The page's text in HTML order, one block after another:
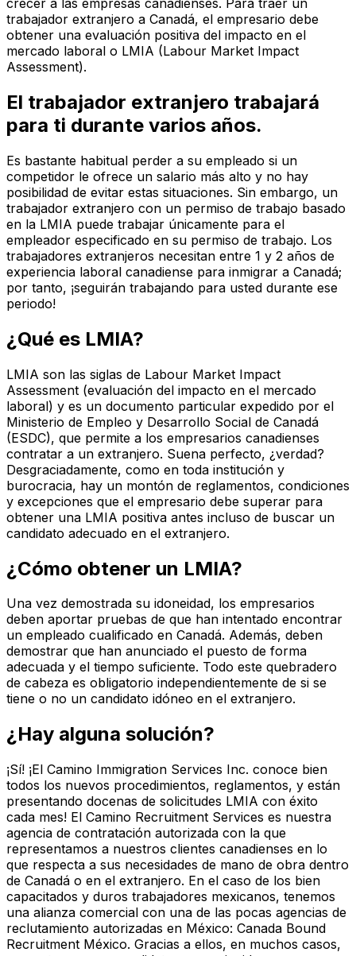
crecer a las empresas canadienses. Para traer un
trabajador extranjero a Canadá, el empresario debe
obtener una evaluación positiva del impacto en el
mercado laboral o LMIA (Labour Market Impact
Assessment).
El trabajador extranjero trabajará
para ti durante varios años.
Es bastante habitual perder a su empleado si un
competidor le ofrece un salario más alto y no hay
posibilidad de evitar estas situaciones. Sin embargo, un
trabajador extranjero con un permiso de trabajo basado
en la LMIA puede trabajar únicamente para el
empleador especificado en su permiso de trabajo. Los
trabajadores extranjeros necesitan entre 1 y 2 años de
experiencia laboral canadiense para inmigrar a Canadá;
por tanto, ¡seguirán trabajando para usted durante ese
periodo!
¿Qué es LMIA?
LMIA son las siglas de Labour Market Impact
Assessment (evaluación del impacto en el mercado
laboral) y es un documento particular expedido por el
Ministerio de Empleo y Desarrollo Social de Canadá
(ESDC), que permite a los empresarios canadienses
contratar a un extranjero. Suena perfecto, ¿verdad?
Desgraciadamente, como en toda institución y
burocracia, hay un montón de reglamentos, condiciones
y excepciones que el empresario debe superar para
obtener una LMIA positiva antes incluso de buscar un
candidato adecuado en el extranjero.
¿Cómo obtener un LMIA?
Una vez demostrada su idoneidad, los empresarios
deben aportar pruebas de que han intentado encontrar
un empleado cualificado en Canadá. Además, deben
demostrar que han anunciado el puesto de forma
adecuada y el tiempo suficiente. Todo este quebradero
de cabeza es obligatorio independientemente de si se
tiene o no un candidato idóneo en el extranjero.
¿Hay alguna solución?
¡Sí! ¡El Camino Immigration Services Inc. conoce bien
todos los nuevos procedimientos, reglamentos, y están
presentando docenas de solicitudes LMIA con éxito
cada mes! El Camino Recruitment Services es nuestra
agencia de contratación autorizada con la que
representamos a nuestros clientes canadienses en lo
que respecta a sus necesidades de mano de obra dentro
de Canadá o en el extranjero. En el caso de los bien
capacitados y duros trabajadores mexicanos, tenemos
una alianza comercial con una de las pocas agencias de
reclutamiento autorizadas en México: Canada Bound
Recruitment México. Gracias a ellos, en muchos casos,